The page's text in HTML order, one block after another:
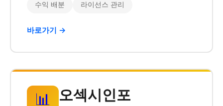
수익 배분 라이선스 관리
바로가기 →
📊 오섹시인포